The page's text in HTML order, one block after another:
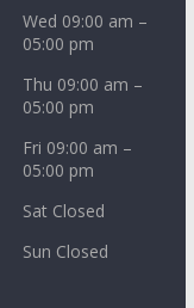
Wed 09:00 am –
05:00 pm
Thu 09:00 am –
05:00 pm
Fri 09:00 am –
05:00 pm
Sat Closed
Sun Closed